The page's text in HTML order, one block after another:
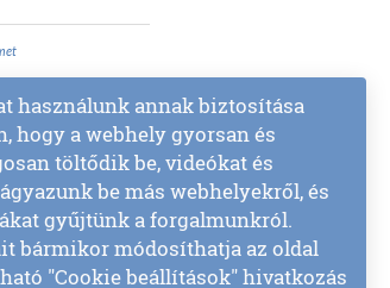
Portugál
Macedón
Szlovén
használunk annak biztosítása
hogy a webhely gyorsan és
töltődik be, videókat és
be más webhelyekről, és
gyűjtünk a forgalmunkról.
bármikor módosíthatja az oldal
"Cookie beállítások" hivatkozás